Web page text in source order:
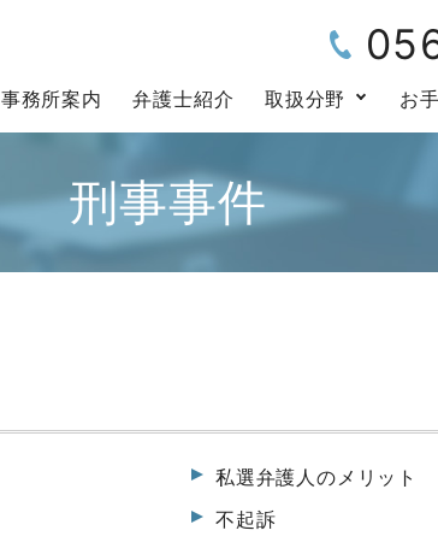
事務所案内 弁護士紹介 取扱分野 お
刑事事件
私選弁護人のメリット
不起訴